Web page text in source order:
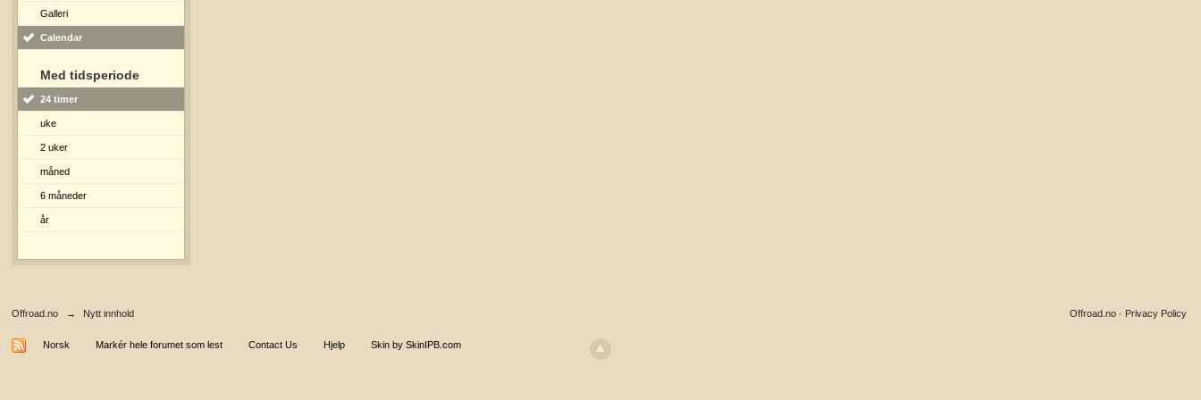
Galleri
Calendar
Med tidsperiode
24 timer
uke
2 uker
måned
6 måneder
år
Offroad.no → Nytt innhold Privacy Policy
Offroad.no ·
Norsk Markér hele forumet som lest Contact Us Hjelp Skin by SkinIPB.com